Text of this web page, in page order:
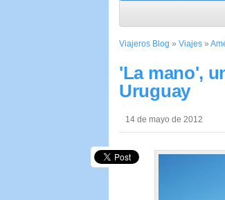
Viajeros Blog » Viajes »
'La mano',
Uruguay
14 de mayo de 2012